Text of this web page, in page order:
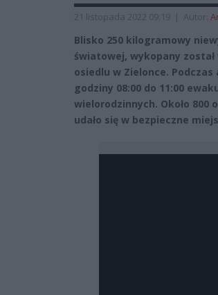
21 listopada 2022 09:19 | Autor:
Blisko 250 kilogramowy
światowej, wykopany
osiedlu w Zielonce.
godziny 08:00 do 11:00
wielorodzinnych. Około 800
udało się w bezpieczne